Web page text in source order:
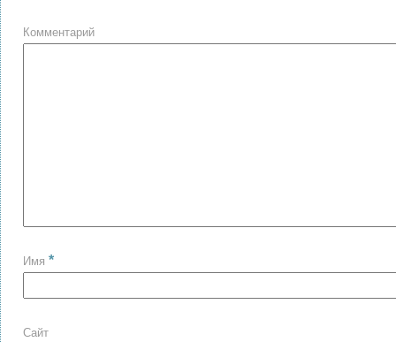
Комментарий
Имя *
Сайт